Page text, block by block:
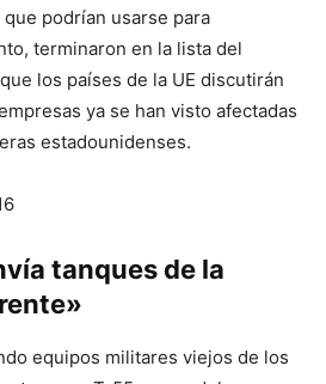
podrían usarse para
terminaron en la lista del
los países de la UE discutirán
ya se han visto afectadas
estadounidenses.
tanques de la
equipos militares viejos de los